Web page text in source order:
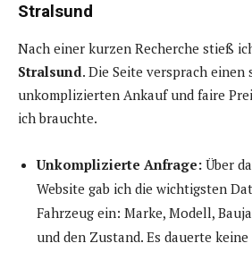
Stralsund
Nach einer kurzen Recherche stieß
Stralsund. Die Seite versprach einen
unkomplizierten Ankauf und faire
ich brauchte.
Unkomplizierte Anfrage: Über
Website gab ich die wichtigsten
Fahrzeug ein: Marke, Modell,
und den Zustand. Es dauerte